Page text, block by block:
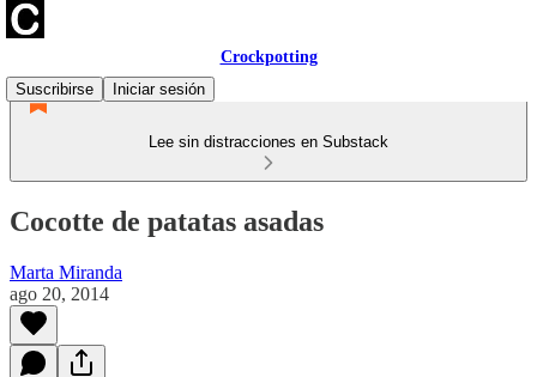
Crockpotting
Suscribirse
Iniciar sesión
Lee sin distracciones en Substack
Cocotte de patatas asadas
Marta Miranda
ago 20, 2014